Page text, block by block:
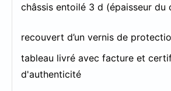
châssis entoilé 3 d (épaisseur du
recouvert d’un vernis de
tableau livré avec facture et
d'authenticité